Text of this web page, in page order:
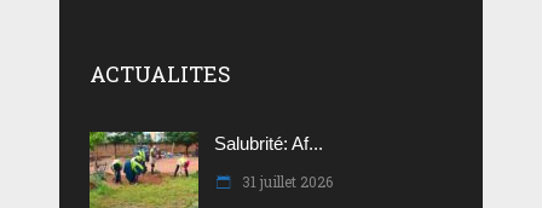
ACTUALITES
Salubrité: Af...
31 juillet 2026